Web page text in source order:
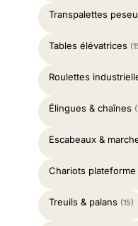
Transpalettes
Tables élévatrices
Roulettes
Élingues & chaînes
Escabeaux &
Chariots plateforme
Treuils & palans (15)